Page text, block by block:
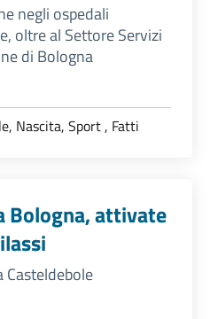
negli ospedali
oltre al Settore Servizi
di Bologna
Nascita, Sport, Fatti
Bologna, attivate